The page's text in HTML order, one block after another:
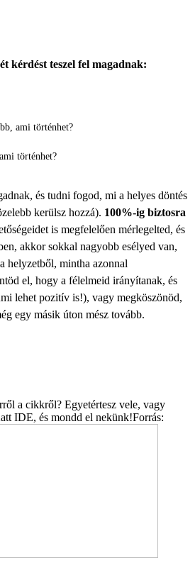
kérdést teszel fel magadnak:
ami történhet?
történhet?
és tudni fogod, mi a helyes döntés
kerülsz hozzá). 100%-ig biztosra
is megfelelően mérlegelted, és
akkor sokkal nagyobb esélyed van,
helyzetből, mintha azonnal
el, hogy a félelmeid irányítanak, és
lehet pozitív is!), vagy megköszönöd,
egy másik úton mész tovább.
a cikkről? Egyetértesz vele, vagy
IDE, és mondd el nekünk!Forrás: